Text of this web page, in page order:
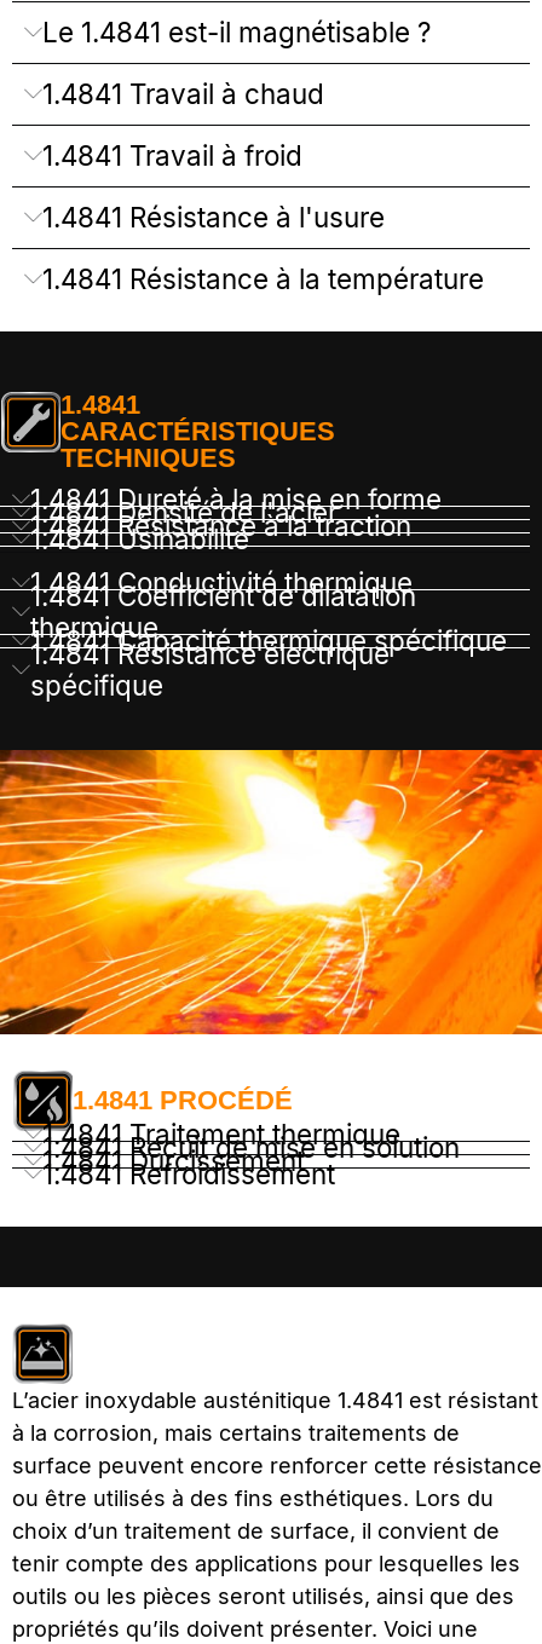
Le 1.4841 est-il magnétisable ?
1.4841 Travail à chaud
1.4841 Travail à froid
1.4841 Résistance à l'usure
1.4841 Résistance à la température
1.4841
CARACTÉRISTIQUES
TECHNIQUES
1.4841 Dureté à la mise en forme
1.4841 Densité de l'acier
1.4841 Résistance à la traction
1.4841 Usinabilité
1.4841 Conductivité thermique
1.4841 Coefficient de dilatation
thermique
1.4841 Capacité thermique spécifique
1.4841 Résistance électrique
spécifique
1.4841 PROCÉDÉ
1.4841 Traitement thermique
1.4841 Recuit de mise en solution
1.4841 Durcissement
1.4841 Refroidissement
L’acier inoxydable austénitique 1.4841 est résistant
à la corrosion, mais certains traitements de
surface peuvent encore renforcer cette résistance
ou être utilisés à des fins esthétiques. Lors du
choix d’un traitement de surface, il convient de
tenir compte des applications pour lesquelles les
outils ou les pièces seront utilisés, ainsi que des
propriétés qu’ils doivent présenter. Voici une